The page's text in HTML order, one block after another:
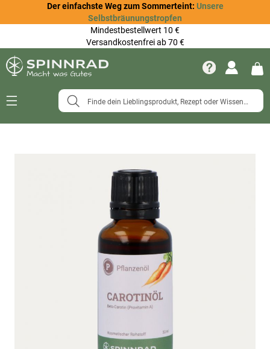
Der einfachste Weg zum Sommerteint: Unsere
Selbstbräunungstropfen
Mindestbestellwert 10 €
Versandkostenfrei ab 70 €
Navigation